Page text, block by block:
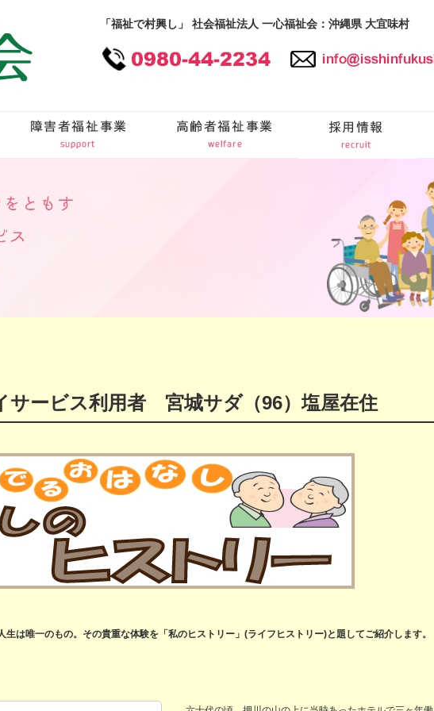
「福祉で村興し」 社会福祉法人 一心福祉会：沖縄県 大宜味村
ービス利用者 宮城サダ（96）塩屋在住
は唯一のもの。その貴重な体験を「私のヒストリー」(ライフヒストリー)と題してご紹介します。